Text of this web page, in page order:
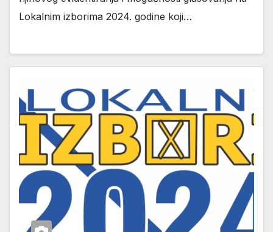
Lokalnim izborima 2024. godine koji…